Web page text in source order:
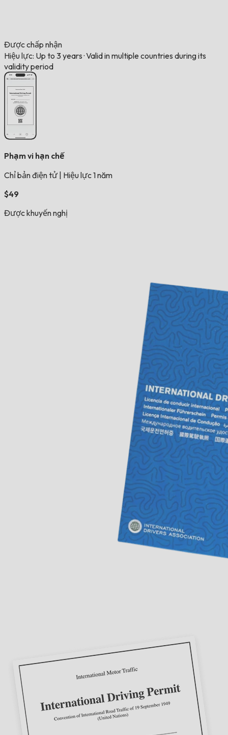
Được chấp nhận
Hiệu lực: Up to 3 years ·Valid in multiple countries during its
validity period
Phạm vi hạn chế
Chỉ bản điện tử Hiệu lực 1 năm
$49
Được khuyến nghị